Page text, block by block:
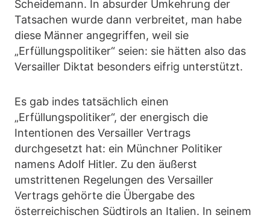
Scheidemann. In absurder Umkehrung der
Tatsachen wurde dann verbreitet, man habe
diese Männer angegriffen, weil sie
„Erfüllungspolitiker“ seien: sie hätten also das
Versailler Diktat besonders eifrig unterstützt.
Es gab indes tatsächlich einen
„Erfüllungspolitiker“, der energisch die
Intentionen des Versailler Vertrags
durchgesetzt hat: ein Münchner Politiker
namens Adolf Hitler. Zu den äußerst
umstrittenen Regelungen des Versailler
Vertrags gehörte die Übergabe des
österreichischen Südtirols an Italien. In seinem